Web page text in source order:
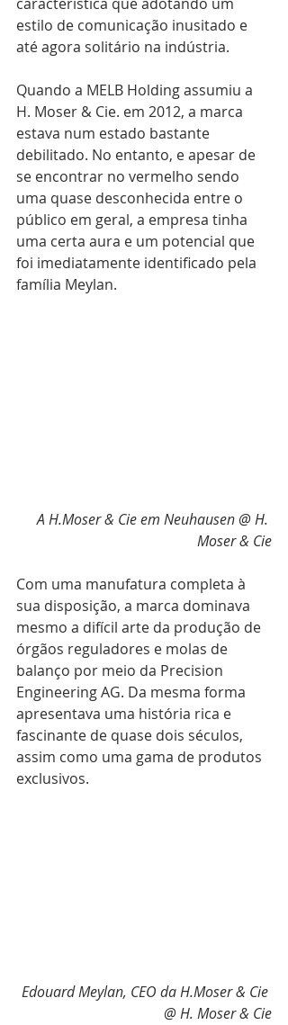
estilo de comunicação inusitado e
até agora solitário na indústria.
Quando a MELB Holding assumiu a
H. Moser & Cie. em 2012, a marca
estava num estado bastante
debilitado. No entanto, e apesar de
se encontrar no vermelho sendo
uma quase desconhecida entre o
público em geral, a empresa tinha
uma certa aura e um potencial que
foi imediatamente identificado pela
família Meylan.
A H.Moser & Cie em Neuhausen @ H.
Moser & Cie
Com uma manufatura completa à
sua disposição, a marca dominava
mesmo a difícil arte da produção de
órgãos reguladores e molas de
balanço por meio da Precision
Engineering AG. Da mesma forma
apresentava uma história rica e
fascinante de quase dois séculos,
assim como uma gama de produtos
exclusivos.
Edouard Meylan, CEO da H.Moser & Cie
@ H. Moser & Cie